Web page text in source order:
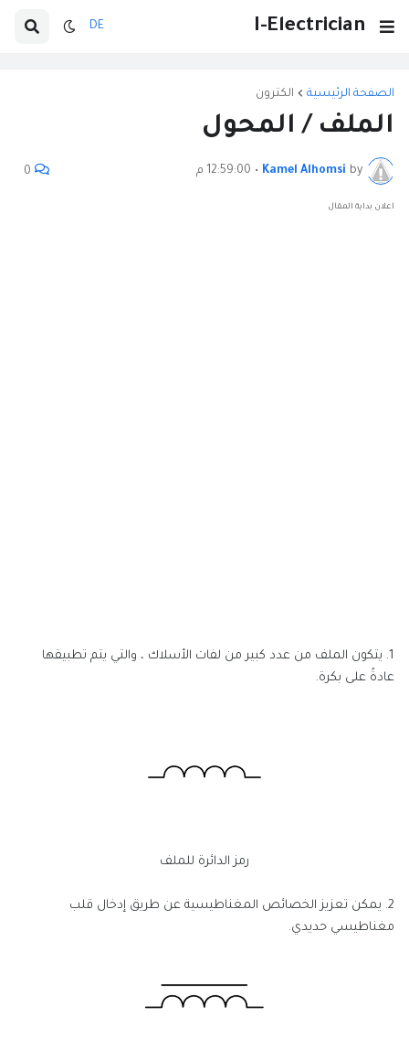
I-Electrician
DE
الصفحة الرئيسية الكترون
الملف / المحول
by
Kamel Alhomsi
• 12:59:00 م 0
اعلان بداية المقال
1. يتكون الملف من عدد كبير من لفات الأسلاك ، والتي يتم تطبيقها
عادةً على بكرة.
رمز الدائرة للملف
2. يمكن تعزيز الخصائص المغناطيسية عن طريق إدخال قلب
مغناطيسي حديدي.